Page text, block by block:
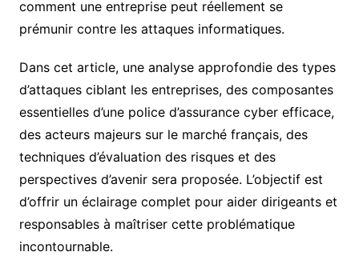
comment une entreprise peut réellement se
prémunir contre les attaques informatiques.
Dans cet article, une analyse approfondie des types
d’attaques ciblant les entreprises, des composantes
essentielles d’une police d’assurance cyber efficace,
des acteurs majeurs sur le marché français, des
techniques d’évaluation des risques et des
perspectives d’avenir sera proposée. L’objectif est
d’offrir un éclairage complet pour aider dirigeants et
responsables à maîtriser cette problématique
incontournable.